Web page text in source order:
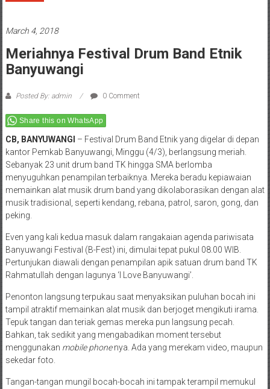
March 4, 2018
Meriahnya Festival Drum Band Etnik
Banyuwangi
Posted By: admin 0 Comment
Share this on WhatsApp
CB, BANYUWANGI – Festival Drum Band Etnik yang digelar di depan
kantor Pemkab Banyuwangi, Minggu (4/3), berlangsung meriah.
Sebanyak 23 unit drum band TK hingga SMA berlomba
menyuguhkan penampilan terbaiknya. Mereka beradu kepiawaian
memainkan alat musik drum band yang dikolaborasikan dengan alat
musik tradisional, seperti kendang, rebana, patrol, saron, gong, dan
peking.
Even yang kali kedua masuk dalam rangakaian agenda pariwisata
Banyuwangi Festival (B-Fest) ini, dimulai tepat pukul 08.00 WIB.
Pertunjukan diawali dengan penampilan apik satuan drum band TK
Rahmatullah dengan lagunya ‘I Love Banyuwangi’.
Penonton langsung terpukau saat menyaksikan puluhan bocah ini
tampil atraktif memainkan alat musik dan berjoget mengikuti irama.
Tepuk tangan dan teriak gemas mereka pun langsung pecah.
Bahkan, tak sedikit yang mengabadikan moment tersebut
menggunakan mobile phonenya. Ada yang merekam video, maupun
sekedar foto.
Tangan-tangan mungil bocah-bocah ini tampak terampil memukul